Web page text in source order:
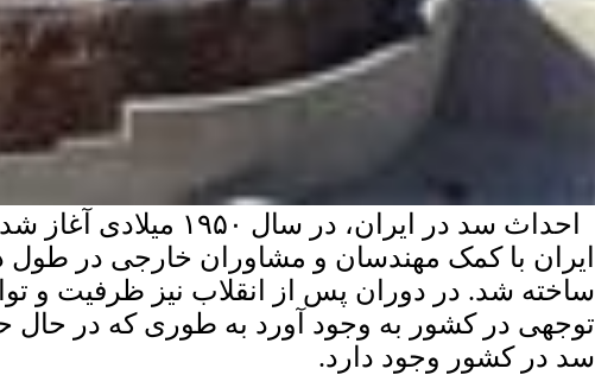
احداث سد در ایران، در سال
ایران با کمک مهندسان و مشاوران خارجی در طول
ساخته شد. در دوران پس از انقلاب نیز ظرفیت و
سد در کشور وجود دارد.